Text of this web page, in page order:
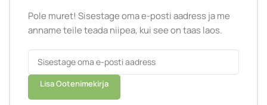
Pole muret! Sisestage oma e-posti aadress ja me
anname teile teada niipea, kui see on taas laos.
Lisa Ootenimekirja